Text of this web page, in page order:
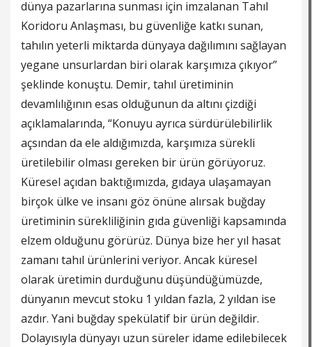
dünya pazarlarına sunması için imzalanan Tahıl
Koridoru Anlaşması, bu güvenliğe katkı sunan,
tahılın yeterli miktarda dünyaya dağılımını sağlayan
yegane unsurlardan biri olarak karşımıza çıkıyor”
şeklinde konuştu. Demir, tahıl üretiminin
devamlılığının esas olduğunun da altını çizdiği
açıklamalarında, “Konuyu ayrıca sürdürülebilirlik
açsından da ele aldığımızda, karşımıza sürekli
üretilebilir olması gereken bir ürün görüyoruz.
Küresel açıdan baktığımızda, gıdaya ulaşamayan
birçok ülke ve insanı göz önüne alırsak buğday
üretiminin sürekliliğinin gıda güvenliği kapsamında
elzem olduğunu görürüz. Dünya bize her yıl hasat
zamanı tahıl ürünlerini veriyor. Ancak küresel
olarak üretimin durduğunu düşündüğümüzde,
dünyanın mevcut stoku 1 yıldan fazla, 2 yıldan ise
azdır. Yani buğday spekülatif bir ürün değildir.
Dolayısıyla dünyayı uzun süreler idame edilebilecek